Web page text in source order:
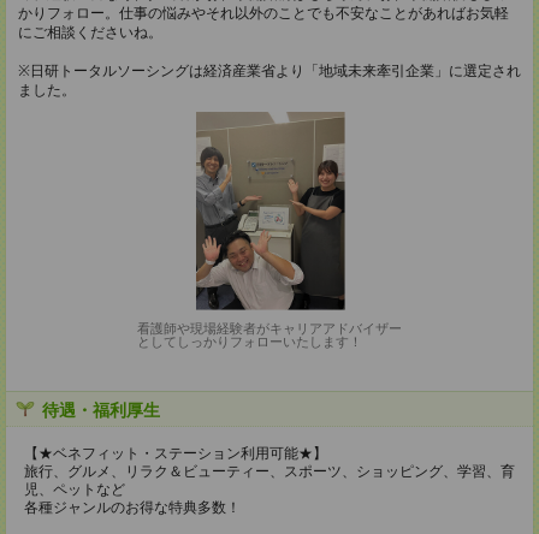
かりフォロー。仕事の悩みやそれ以外のことでも不安なことがあればお気軽
にご相談くださいね。
※日研トータルソーシングは経済産業省より「地域未来牽引企業」に選定され
ました。
看護師や現場経験者がキャリアアドバイザー
としてしっかりフォローいたします！
待遇・福利厚生
【★ベネフィット・ステーション利用可能★】
旅行、グルメ、リラク＆ビューティー、スポーツ、ショッピング、学習、育
児、ペットなど
各種ジャンルのお得な特典多数！